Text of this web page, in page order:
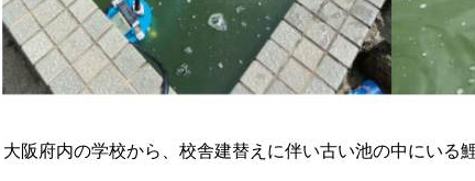
大阪府内の学校から、校舎建替えに伴い古い池の中にいる